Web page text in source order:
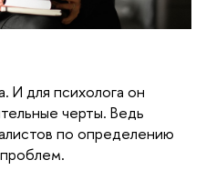
И для психолога он
черты. Ведь
по определению